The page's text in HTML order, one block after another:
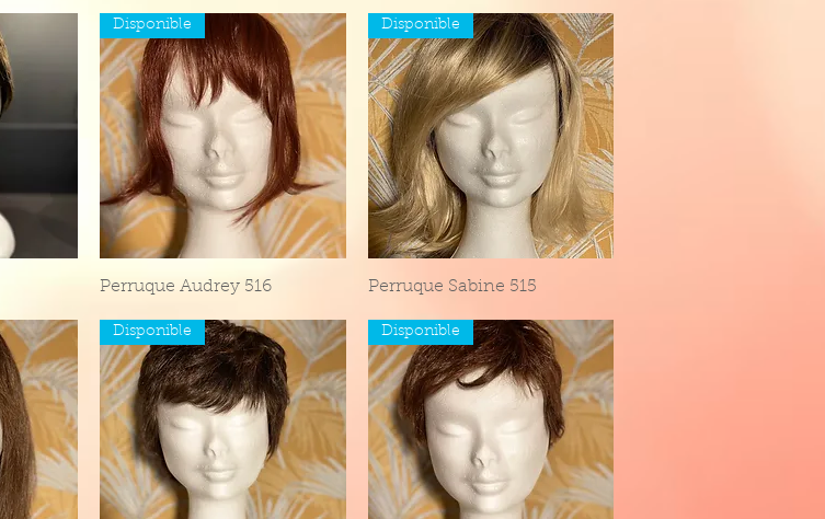
Aperçu rapide
Disponible
Perruque Audrey 516 Aperçu rapide
Disponible
Perruque Sabine 515
Disponible Disponible